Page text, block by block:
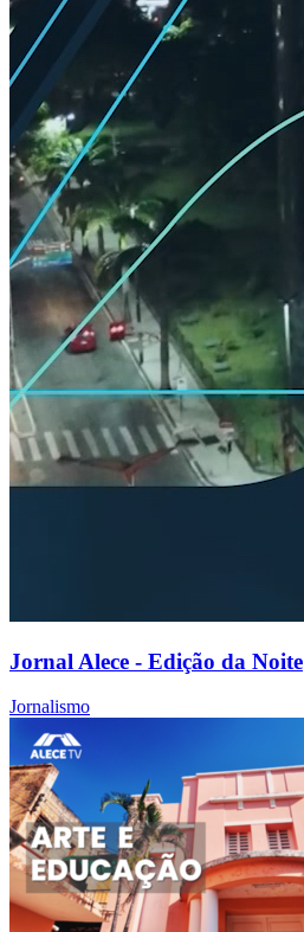
Jornal Alece - Edição da Noite
Jornalismo